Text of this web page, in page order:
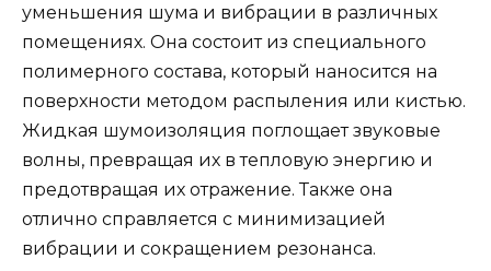
уменьшения шума и вибрации в различных
помещениях. Она состоит из специального
полимерного состава, который наносится на
поверхности методом распыления или кистью.
Жидкая шумоизоляция поглощает звуковые
волны, превращая их в тепловую энергию и
предотвращая их отражение. Также она
отлично справляется с минимизацией
вибрации и сокращением резонанса.